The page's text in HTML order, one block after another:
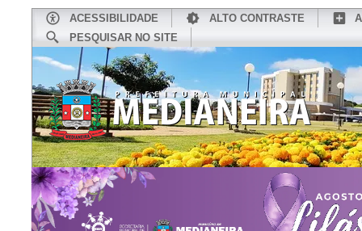
ACESSIBILIDADE ALTO CONTRASTE
PESQUISAR NO SITE
CONHEÇA MEDIANEIRA